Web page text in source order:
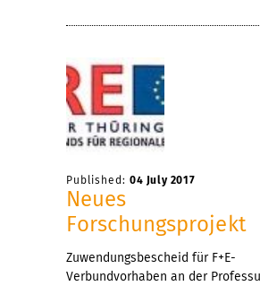
Published: 04 July 2017
Neues
Forschungsprojekt
Zuwendungsbescheid für F+E-
Verbundvorhaben an der